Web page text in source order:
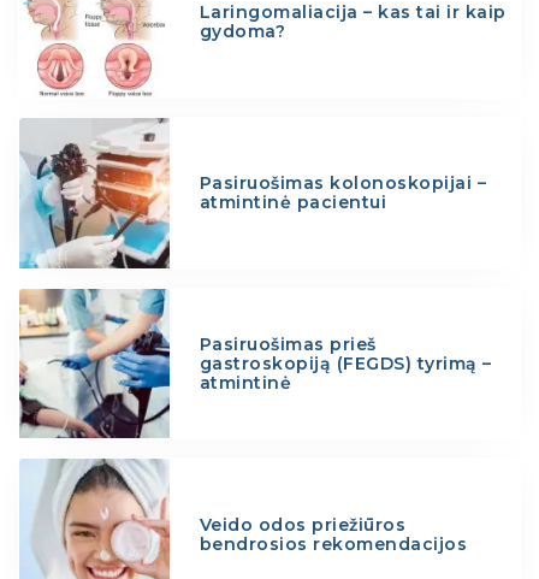
Laringomaliacija – kas tai ir kaip
gydoma?
Pasiruošimas kolonoskopijai –
atmintinė pacientui
Pasiruošimas prieš
gastroskopiją (FEGDS) tyrimą –
atmintinė
Veido odos priežiūros
bendrosios rekomendacijos